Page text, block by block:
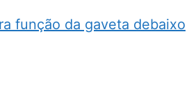
função da gaveta debaixo